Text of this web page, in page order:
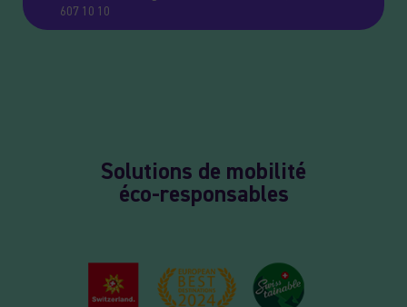
607 10 10
Solutions de mobilité
éco-responsables